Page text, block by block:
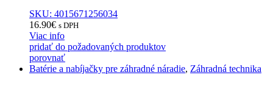
SKU: 4015671256034
16.90€ s DPH
Viac info
pridať do požadovaných produktov
porovnať
Batérie a nabíjačky pre záhradné náradie, Záhradná technika